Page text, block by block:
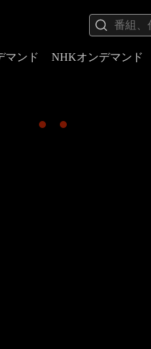
マンド NHKオンデマンド